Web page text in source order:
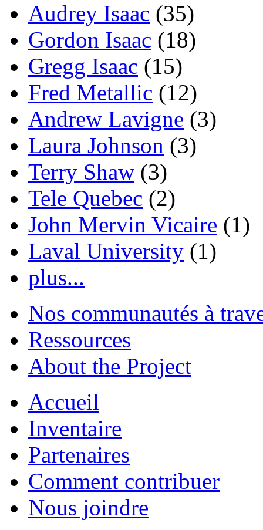
Audrey Isaac (35)
Gordon Isaac (18)
Gregg Isaac (15)
Fred Metallic (12)
Andrew Lavigne (3)
Laura Johnson (3)
Terry Shaw (3)
Tele Quebec (2)
John Mervin Vicaire (1)
Laval University (1)
plus...
Nos communautés à
Ressources
About the Project
Accueil
Inventaire
Partenaires
Comment contribuer
Nous joindre